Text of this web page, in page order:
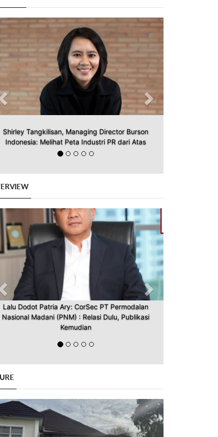
Shirley Tangkilisan, Managing Director Burson
Indonesia: Melihat Peta Industri PR dari Atas
Previous Next
Lalu Dodot Patria Ary: CorSec PT Permodalan
Nasional Madani (PNM) : Relasi Dulu, Publikasi
Kemudian
Previous Next
Previous Next